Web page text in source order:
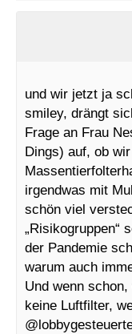
und wir jetzt ja
smiley, drängt
Frage an Frau
Dings) auf, ob
irgendwas mit
schön viel
„Risikogruppen“
der Pandemie
warum auch
Und wenn
keine Luftfilter,